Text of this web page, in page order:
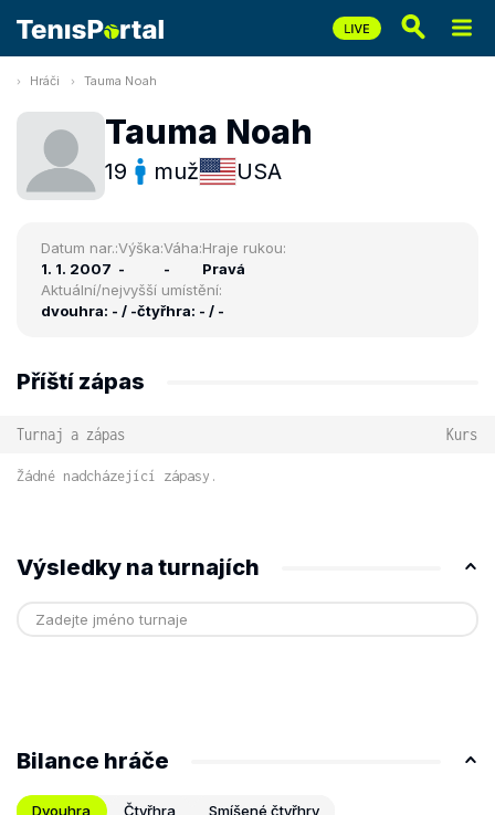
Hráči Tauma Noah
Tauma Noah
19 muž USA
Datum nar.:
1. 1. 2007
Výška:
-
Váha:
-
Hraje rukou:
Pravá
Aktuální/nejvyšší umístění:
dvouhra: - / -čtyřhra: - / -
Příští zápas
Turnaj a zápas Kurs
Žádné nadcházející zápasy.
Výsledky na turnajích
Bilance hráče
Dvouhra Čtyřhra Smíšené čtyřhry